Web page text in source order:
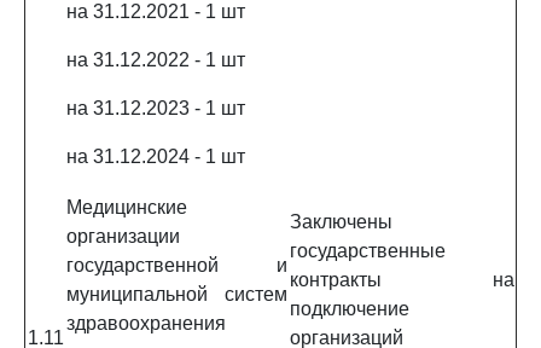
на 31.12.2021 - 1 шт
на 31.12.2022 - 1 шт
на 31.12.2023 - 1 шт
на 31.12.2024 - 1 шт
1.11
Медицинские
организации
государственной и
муниципальной систем
здравоохранения
Заключены
государственные
контракты на
подключение
организаций